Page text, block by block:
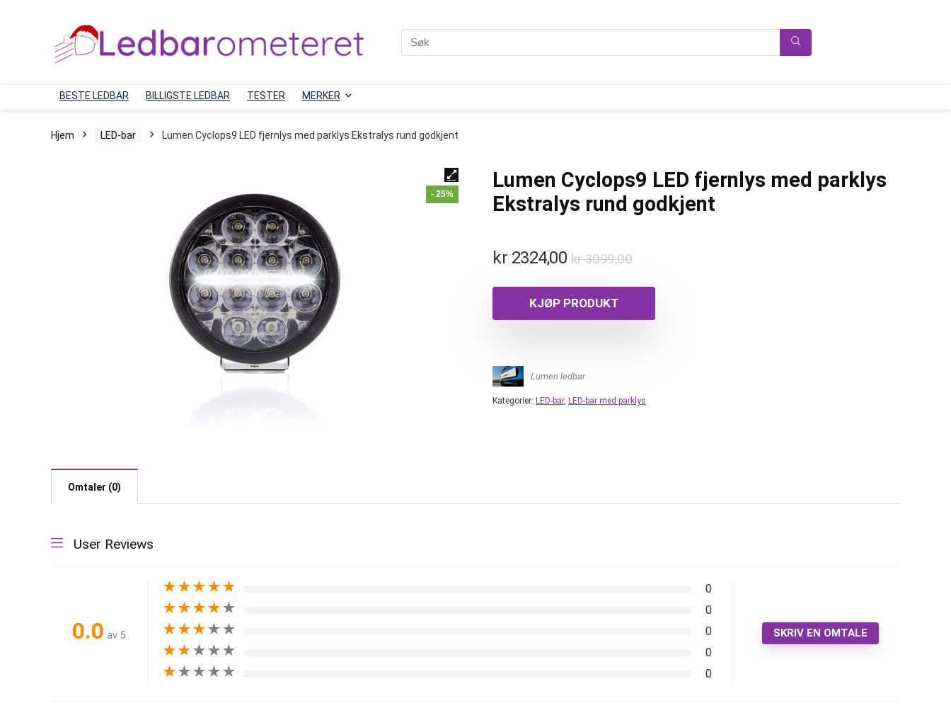
BESTE LEDBAR BILLIGSTE LEDBAR TESTER MERKER
Hjem LED-bar Lumen Cyclops9 LED fjernlys med parklys Ekstralys rund godkjent
- 25%
Lumen Cyclops9 LED fjernlys med parklys
Ekstralys rund godkjent
kr3099,00
kr 2324,00
KJØP PRODUKT
Lumen ledbar
Kategorier: LED-bar, LED-bar med parklys
Omtaler (0)
User Reviews
0.0 av 5
★★★★★ 0
★★★★★ 0
★★★★★ 0
★★★★★ 0
★★★★★ 0
SKRIV EN OMTALE